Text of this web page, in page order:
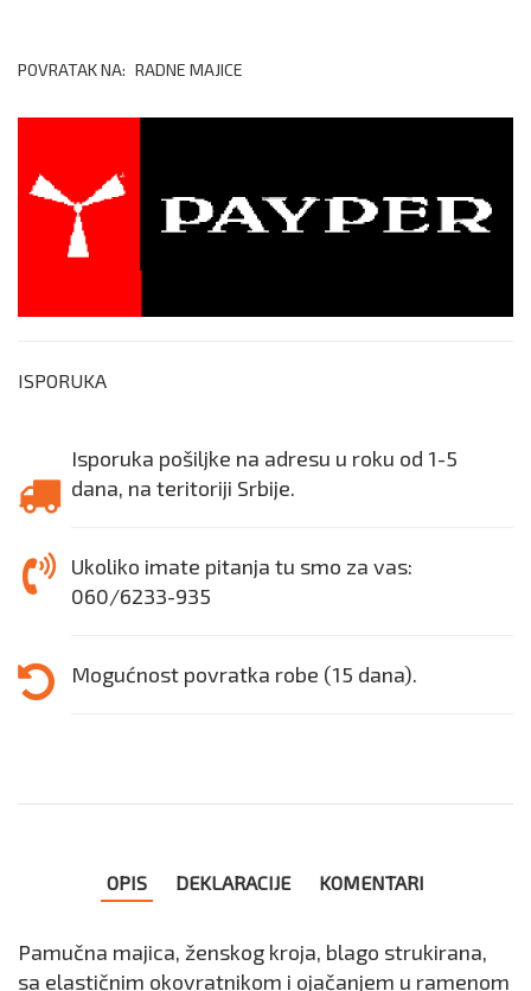
POVRATAK NA: RADNE MAJICE
ISPORUKA
Isporuka pošiljke na adresu u roku od 1-5
dana, na teritoriji Srbije.
Ukoliko imate pitanja tu smo za vas:
060/6233-935
Mogućnost povratka robe (15 dana).
OPIS DEKLARACIJE KOMENTARI
Pamučna majica, ženskog kroja, blago strukirana,
sa elastičnim okovratnikom i ojačanjem u ramenom